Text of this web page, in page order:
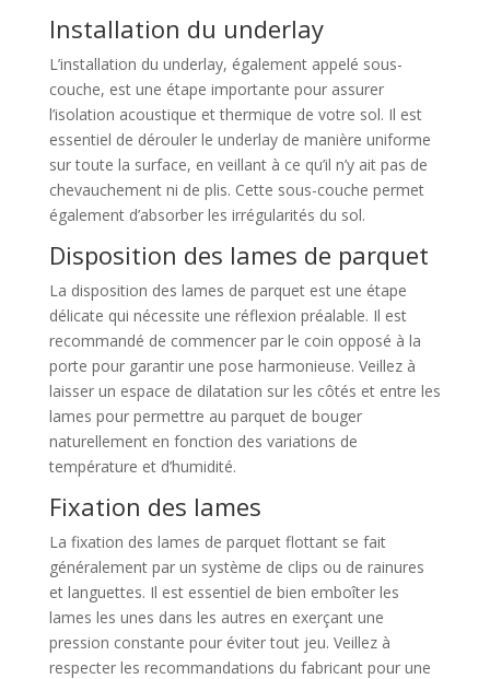
Installation du underlay
L’installation du underlay, également appelé sous-
couche, est une étape importante pour assurer
l’isolation acoustique et thermique de votre sol. Il est
essentiel de dérouler le underlay de manière uniforme
sur toute la surface, en veillant à ce qu’il n’y ait pas de
chevauchement ni de plis. Cette sous-couche permet
également d’absorber les irrégularités du sol.
Disposition des lames de parquet
La disposition des lames de parquet est une étape
délicate qui nécessite une réflexion préalable. Il est
recommandé de commencer par le coin opposé à la
porte pour garantir une pose harmonieuse. Veillez à
laisser un espace de dilatation sur les côtés et entre les
lames pour permettre au parquet de bouger
naturellement en fonction des variations de
température et d’humidité.
Fixation des lames
La fixation des lames de parquet flottant se fait
généralement par un système de clips ou de rainures
et languettes. Il est essentiel de bien emboîter les
lames les unes dans les autres en exerçant une
pression constante pour éviter tout jeu. Veillez à
respecter les recommandations du fabricant pour une